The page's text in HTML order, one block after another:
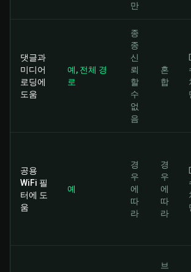
만
댓글과
미디어
로딩에
도움
예, 전체 경
로
종
종
신
뢰
할
수
없
음
혼
합
공용
WiFi 필
터에 도
움
예
경
우
에
따
라
경
우
에
따
라
브